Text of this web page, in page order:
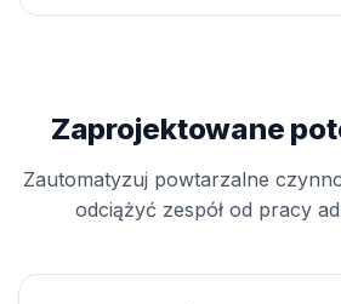
Zaprojektowane
Zautomatyzuj powtarzalne
odciążyć zespół od pracy